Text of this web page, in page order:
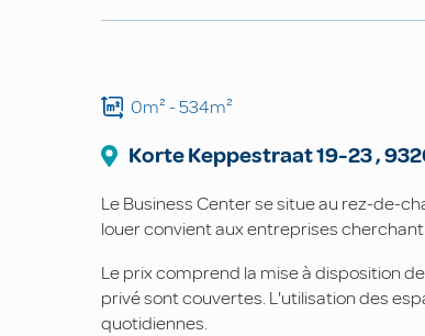
0m²- 534m²
Korte Keppestraat19-23,
Le Business Center se situe au rez-de-
louer convient aux entreprises
Le prix comprend la mise à disposition
privé sont couvertes. L'utilisation des
quotidiennes.